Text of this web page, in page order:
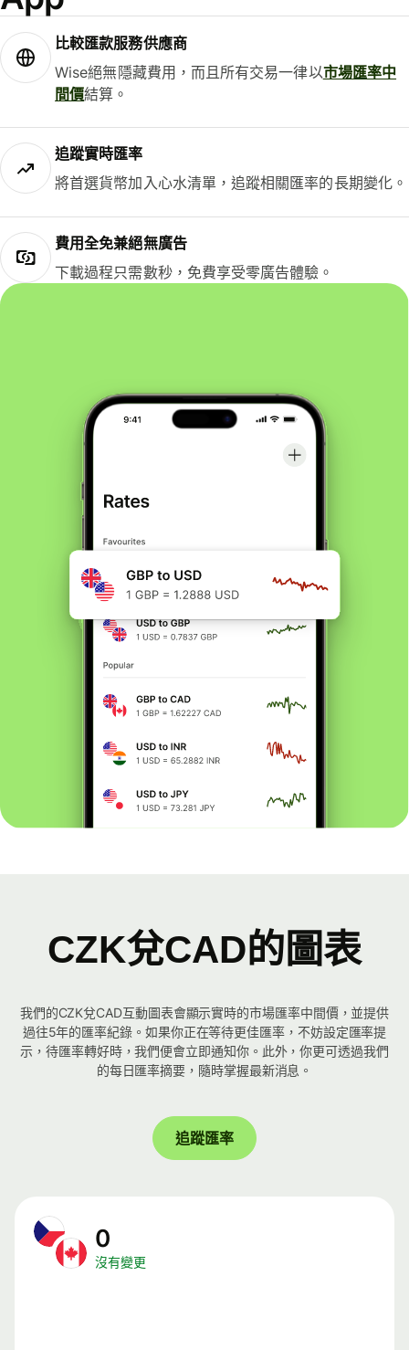
比較匯款服務供應商
Wise絕無隱藏費用，而且所有交易一律以市場匯率中
間價結算。
追蹤實時匯率
將首選貨幣加入心水清單，追蹤相關匯率的長期變化。
費用全免兼絕無廣告
下載過程只需數秒，免費享受零廣告體驗。
CZK兌CAD的圖表
我們的CZK兌CAD互動圖表會顯示實時的市場匯率中間價，並提供
過往5年的匯率紀錄。如果你正在等待更佳匯率，不妨設定匯率提
示，待匯率轉好時，我們便會立即通知你。此外，你更可透過我們
的每日匯率摘要，隨時掌握最新消息。
追蹤匯率
0
沒有變更